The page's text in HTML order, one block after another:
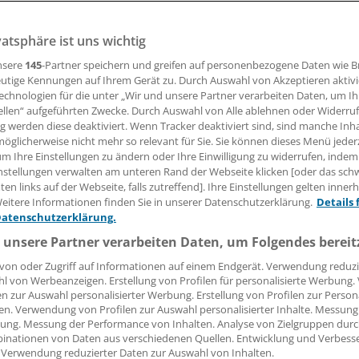
es einen neuen Telemedizin-Vertrag, an dem alle
teilnehmen können. Das Konzept "TeleArzt" sieht vor,
Rucksack die Patienten aufsucht - und sich bei
dazuschaltet.
Leserin, lieber Leser,
Beitrag können Sie lesen, sobald Sie sich
Jetzt anmelden »
Problem beim Login?
ist mit wenigen Klicks erledigt und kostenlos.
des kostenlosen Login:
Analysen, Hintergründe und Infografiken
ist uns wichtig
145-Partner speichern und greifen auf personenbezogene Daten wie
Kennungen auf Ihrem Gerät zu. Durch Auswahl von Akzeptieren
für die unter „Wir und unsere Partner verarbeiten Daten, um
aufgeführten Zwecke. Durch Auswahl von Alle ablehnen oder
werden diese deaktiviert. Wenn Tracker deaktiviert sind, sind manche
nicht mehr so relevant für Sie. Sie können dieses Menü
Ihre Einstellungen zu ändern oder Ihre Einwilligung zu widerrufen, indem
verwalten am unteren Rand der Webseite klicken [oder das
links auf der Webseite, falls zutreffend]. Ihre Einstellungen gelten
Informationen finden Sie in unserer Datenschutzerklärung. Details
Partner verarbeiten Daten, um Folgendes
oder Zugriff auf Informationen auf einem Endgerät. Verwendung
von Werbeanzeigen. Erstellung von Profilen für personalisierte
zur Auswahl personalisierter Werbung. Erstellung von Profilen zur
Verwendung von Profilen zur Auswahl personalisierter Inhalte.
Messung der Performance von Inhalten. Analyse von Zielgruppen
von Daten aus verschiedenen Quellen. Entwicklung und
reduzierter Daten zur Auswahl von Inhalten.